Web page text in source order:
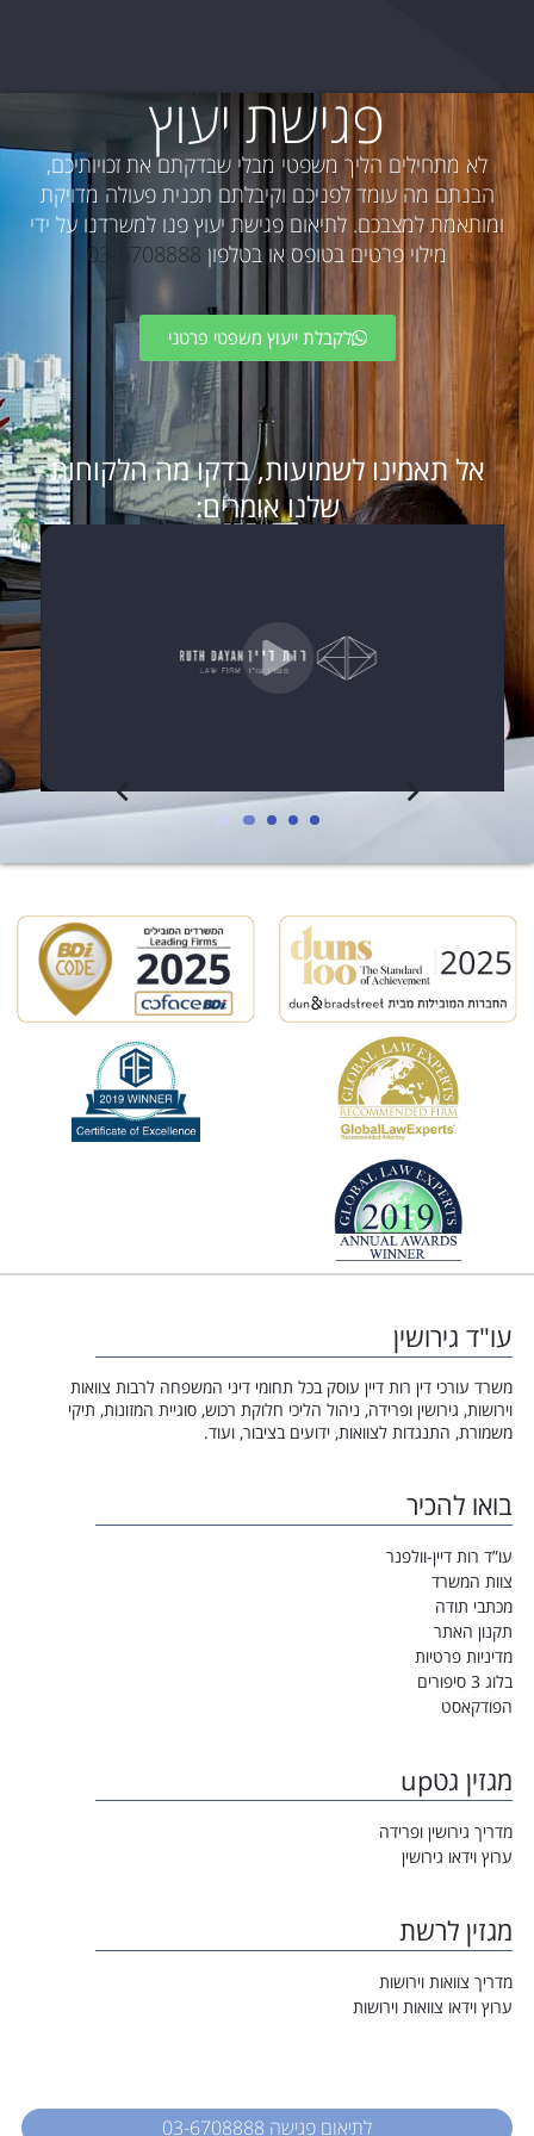
פגישת יעוץ
לא מתחילים הליך משפטי מבלי שבדקתם את זכויותיכם,
הבנתם מה עומד לפניכם וקיבלתם תכנית פעולה מדויקת
ומותאמת למצבכם. לתיאום פגישת יעוץ פנו למשרדנו על ידי
מילוי פרטים בטופס או בטלפון 03-6708888
לקבלת ייעוץ משפטי פרטני
אל תאמינו לשמועות, בדקו מה הלקוחות
שלנו אומרים:
עו"ד גירושין
משרד עורכי דין רות דיין עוסק בכל תחומי דיני המשפחה לרבות צוואות
וירושות, גירושין ופרידה, ניהול הליכי חלוקת רכוש, סוגיית המזונות, תיקי
משמורת, התנגדות לצוואות, ידועים בציבור, ועוד.
בואו להכיר
עו”ד רות דיין-וולפנר
צוות המשרד
מכתבי תודה
תקנון האתר
מדיניות פרטיות
בלוג 3 סיפורים
הפודקאסט
מגזין גטup
מדריך גירושין ופרידה
ערוץ וידאו גירושין
מגזין לרשת
מדריך צוואות וירושות
ערוץ וידאו צוואות וירושות
לתיאום פגישה 03-6708888